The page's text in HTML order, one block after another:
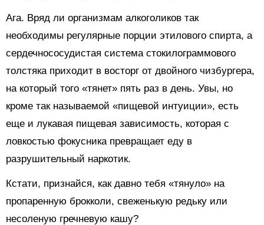
Ага. Вряд ли организмам алкоголиков так
необходимы регулярные порции этилового спирта, а
сердечнососудистая система стокилограммового
толстяка приходит в восторг от двойного чизбургера,
на который того «тянет» пять раз в день. Увы, но
кроме так называемой «пищевой интуиции», есть
еще и лукавая пищевая зависимость, которая с
ловкостью фокусника превращает еду в
разрушительный наркотик.
Кстати, признайся, как давно тебя «тянуло» на
пропаренную брокколи, свеженькую редьку или
несоленую гречневую кашу?